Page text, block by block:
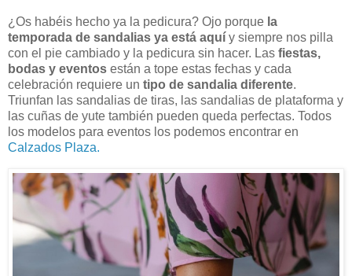
¿Os habéis hecho ya la pedicura? Ojo porque la
temporada de sandalias ya está aquí y siempre nos pilla
con el pie cambiado y la pedicura sin hacer. Las fiestas,
bodas y eventos están a tope estas fechas y cada
celebración requiere un tipo de sandalia diferente.
Triunfan las sandalias de tiras, las sandalias de plataforma y
las cuñas de yute también pueden queda perfectas. Todos
los modelos para eventos los podemos encontrar en
Calzados Plaza.